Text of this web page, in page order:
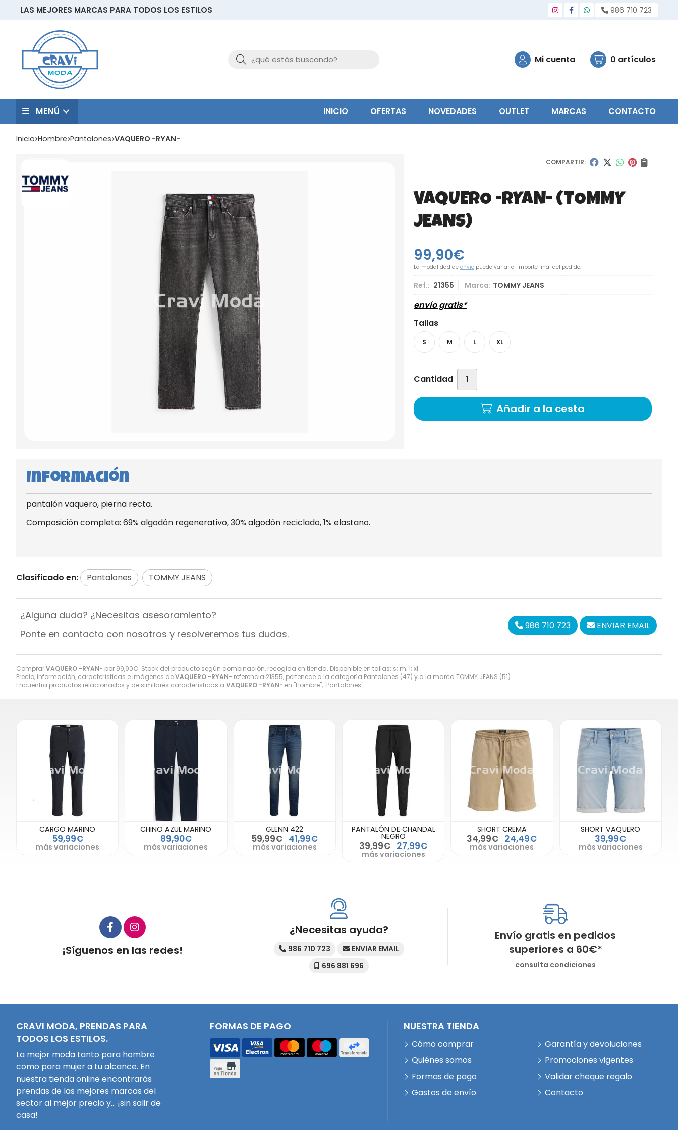
LAS MEJORES MARCAS PARA TODOS LOS ESTILOS 986 710 723
Buscar Mi cuenta 0 artículos
MENÚ INICIO OFERTAS NOVEDADES OUTLET MARCAS CONTACTO
Inicio hombre pantalones VAQUERO -RYAN-
COMPARTIR:
VAQUERO -RYAN- (TOMMY
JEANS)
99,90€
La modalidad de envío puede variar el importe final del pedido.
Ref.: 21355 Marca: TOMMY JEANS
envío gratis*
Tallas
S M L XL
Cantidad
Añadir a la cesta
ComprarVAQUERO -RYAN- por 99,90€. Stock del producto según combinación, recogida en tienda. Disponible en tallas: s; m; l; xl.
Precio, información, características e imágenes deVAQUERO -RYAN- referencia 21355, pertenece a la categoría Pantalones (47) y a la marca TOMMY JEANS (51).
Encuentra productos relacionados y de similares características a VAQUERO -RYAN- en "Hombre", "Pantalones".
Información
pantalón vaquero, pierna recta.
Composición completa: 69% algodón regenerativo, 30% algodón reciclado, 1% elastano.
Clasificado en: Pantalones TOMMY JEANS
¿Alguna duda? ¿Necesitas asesoramiento?
Ponte en contacto con nosotros y resolveremos tus dudas.
986 710 723 ENVIAR EMAIL
CARGO MARINO
59,99€
más variaciones
CHINO AZUL MARINO
89,90€
más variaciones
GLENN 422
59,99€ 41,99€
más variaciones
PANTALÓN DE CHANDAL
NEGRO
39,99€ 27,99€
más variaciones
SHORT CREMA
34,99€ 24,49€
más variaciones
SHORT VAQUERO
39,99€
más variaciones
¡Síguenos en las redes!
¿Necesitas ayuda?
986 710 723
ENVIAR EMAIL
696 881 696
Envío gratis en pedidos
superiores a 60€*
consulta condiciones
CRAVI MODA, PRENDAS PARA
TODOS LOS ESTILOS.
La mejor moda tanto para hombre
como para mujer a tu alcance. En
nuestra tienda online encontrarás
prendas de las mejores marcas del
sector al mejor precio y... ¡sin salir de
casa!
FORMAS DE PAGO NUESTRA TIENDA
Cómo comprar
Quiénes somos
Formas de pago
Gastos de envío
Garantía y devoluciones
Promociones vigentes
Validar cheque regalo
Contacto